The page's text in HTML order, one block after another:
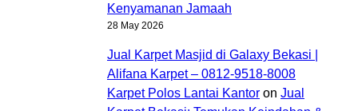
Kenyamanan Jamaah
28 May 2026
Jual Karpet Masjid di Galaxy Bekasi |
Alifana Karpet – 0812-9518-8008
Karpet Polos Lantai Kantor on Jual